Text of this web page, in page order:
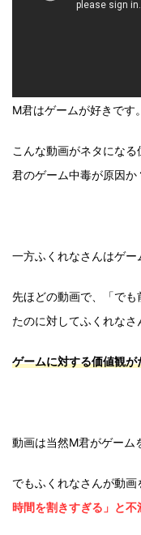
M君はゲームが好きです
こんな動画がネタにな
君のゲーム中毒が原因か
一方ふくれなさんはゲー
先ほどの動画で、「で
たのに対してふくれなさ
ゲームに対する価値観
動画は当然M君がゲーム
でもふくれなさんが動
時間を割きすぎる」と不